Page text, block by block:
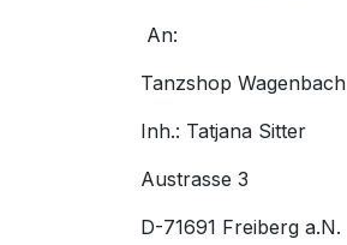
An:
Tanzshop Wagenbach
Inh.: Tatjana Sitter
Austrasse 3
D-71691 Freiberg a.N.